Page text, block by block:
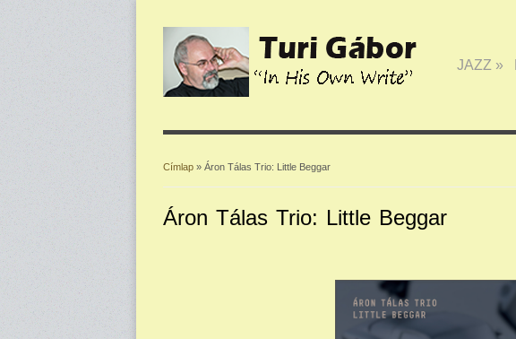
JAZZ »
Címlap » Áron Tálas Trio: Little Beggar
Áron Tálas Trio: Little Beggar